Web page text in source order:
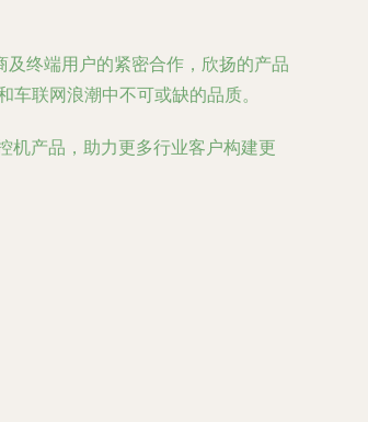
终端用户的紧密合作，欣扬的产品
联网浪潮中不可或缺的品质。
机产品，助力更多行业客户构建更